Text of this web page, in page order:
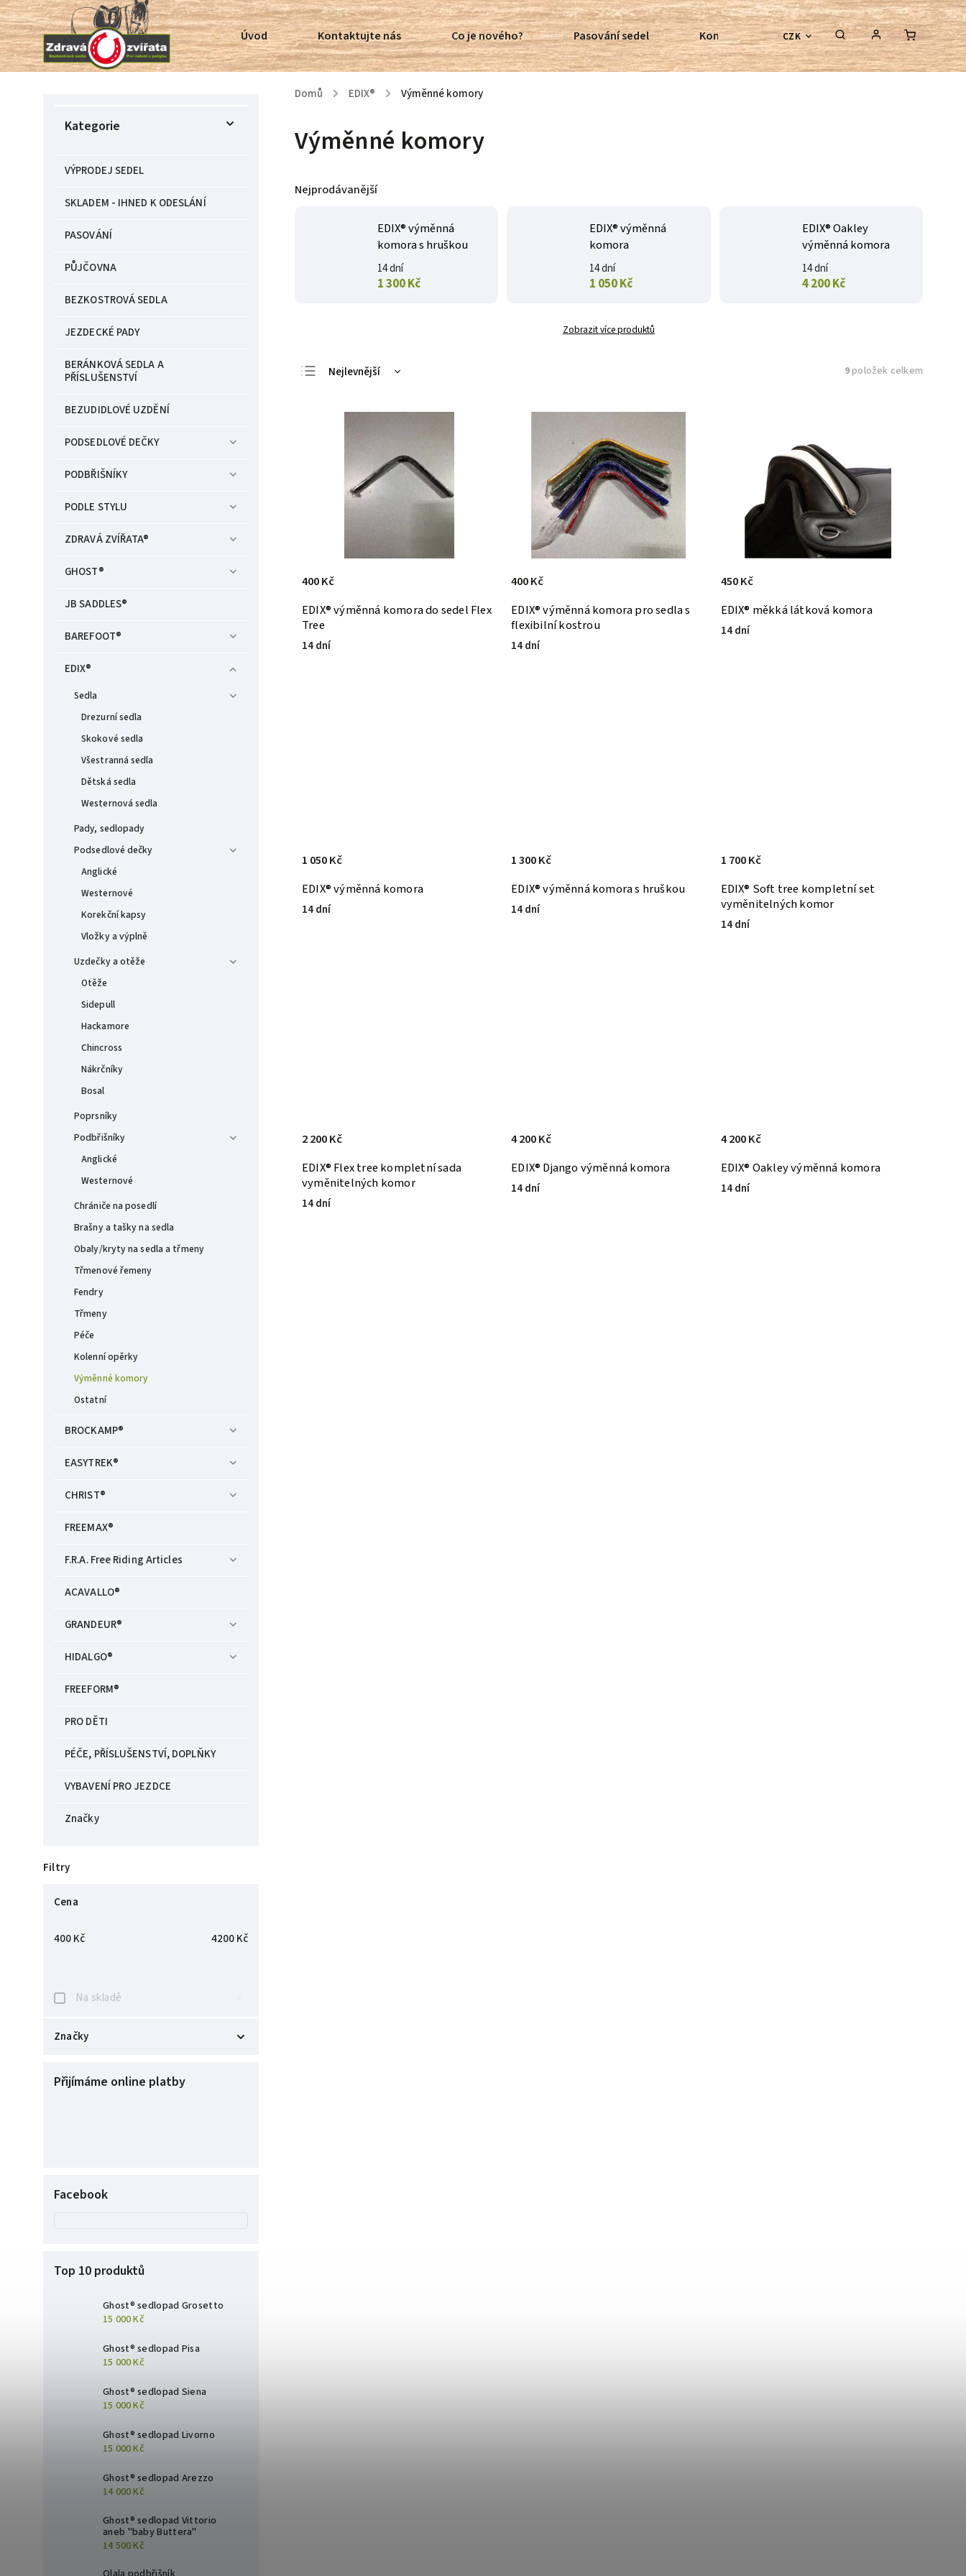
CZK
Úvod Kontaktujte nás Co je nového? Pasování sedel Kontroly bezkostrových sedel Poradenství
Domů / EDIX® / Výměnné komory
Kategorie
VÝPRODEJ SEDEL
SKLADEM - IHNED K ODESLÁNÍ
PASOVÁNÍ
PŮJČOVNA
BEZKOSTROVÁ SEDLA
JEZDECKÉ PADY
BERÁNKOVÁ SEDLA A
PŘÍSLUŠENSTVÍ
BEZUDIDLOVÉ UZDĚNÍ
PODSEDLOVÉ DEČKY
PODBŘIŠNÍKY
PODLE STYLU
ZDRAVÁ ZVÍŘATA®
GHOST®
JB SADDLES®
BAREFOOT®
EDIX®
Sedla
Drezurní sedla
Skokové sedla
Všestranná sedla
Dětská sedla
Westernová sedla
Pady, sedlopady
Podsedlové dečky
Anglické
Westernové
Korekční kapsy
Vložky a výplně
Uzdečky a otěže
Otěže
Sidepull
Hackamore
Chincross
Nákrčníky
Bosal
Poprsníky
Podbřišníky
Anglické
Westernové
Chrániče na posedlí
Brašny a tašky na sedla
Obaly/kryty na sedla a třmeny
Třmenové řemeny
Fendry
Třmeny
Péče
Kolenní opěrky
Výměnné komory
Ostatní
BROCKAMP®
EASYTREK®
CHRIST®
FREEMAX®
F.R.A. Free Riding Articles
ACAVALLO®
GRANDEUR®
HIDALGO®
FREEFORM®
PRO DĚTI
PÉČE, PŘÍSLUŠENSTVÍ, DOPLŇKY
VYBAVENÍ PRO JEZDCE
Značky
Filtry
Cena
400Kč 4200Kč
Na skladě
Značky
Přijímáme online platby
Facebook
Top 10 produktů
Ghost® sedlopad Grosetto
15 000 Kč
Ghost® sedlopad Pisa
15 000 Kč
Ghost® sedlopad Siena
15 000 Kč
Ghost® sedlopad Livorno
15 000 Kč
Ghost® sedlopad Arezzo
14 000 Kč
Ghost® sedlopad Vittorio
aneb "baby Buttera"
14 500 Kč
Výměnné komory
Nejprodávanější
EDIX® výměnná
komora s hruškou
14 dní
1 300 Kč
EDIX® výměnná
komora
14 dní
1 050 Kč
EDIX® Oakley
výměnná komora
14 dní
4 200 Kč
Zobrazit více produktů
Nejlevnější
9položek celkem
EDIX® výměnná komora do sedel Flex
Tree
14 dní
400 Kč
EDIX® výměnná komora pro sedla s
flexibilní kostrou
14 dní
400 Kč
EDIX® měkká látková komora
14 dní
450 Kč
EDIX® výměnná komora
14 dní
1 050 Kč
EDIX® výměnná komora s hruškou
14 dní
1 300 Kč
EDIX® Soft tree kompletní set
vyměnitelných komor
14 dní
1 700 Kč
EDIX® Flex tree kompletní sada
vyměnitelných komor
14 dní
2 200 Kč
EDIX® Django výměnná komora
14 dní
4 200 Kč
EDIX® Oakley výměnná komora
14 dní
4 200 Kč